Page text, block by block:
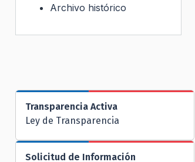
Archivo histórico
Transparencia Activa
Ley de Transparencia
Solicitud de Información